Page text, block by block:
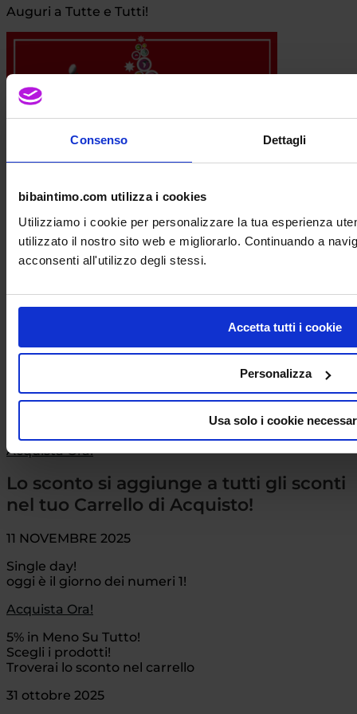
Consenso Dettagli
bibaintimo.com utilizza i cookies
Utilizziamo i cookie per personalizzare la tua esperienza
utilizzato il nostro sito web e migliorarlo. Continuando a
acconsenti all'utilizzo degli stessi.
Accetta tutti i cookie
Personalizza
Usa solo i cookie
Auguri a Tutte e Tutti!
Dal 24 Dicembre al 06 Gennaio è attivo
uno Sconto del
in Più! Aggiungilo a Tutti gli
Sconti!
Acquista Ora!
chiude dal 24 Dicembre 2025 e riapre l’08 Gennaio
2026
Oggi Sconto 5% in più
Acquista Ora!
Lo sconto si aggiunge a tutti gli sconti
nel tuo Carrello di Acquisto!
11 NOVEMBRE 2025
Single day!
oggi è il giorno dei numeri 1!
Acquista Ora!
5% in Meno Su Tutto!
Scegli i prodotti!
Troverai lo sconto nel carrello
31 ottobre 2025